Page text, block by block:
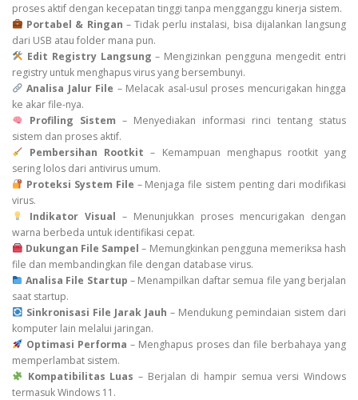
proses aktif dengan kecepatan tinggi tanpa mengganggu kinerja sistem.
Portabel & Ringan – Tidak perlu instalasi, bisa dijalankan langsung
dari USB atau folder mana pun.
Edit Registry Langsung – Mengizinkan pengguna mengedit entri
registry untuk menghapus virus yang bersembunyi.
Analisa Jalur File – Melacak asal-usul proses mencurigakan hingga
ke akar file-nya.
Profiling Sistem – Menyediakan informasi rinci tentang status
sistem dan proses aktif.
Pembersihan Rootkit – Kemampuan menghapus rootkit yang
sering lolos dari antivirus umum.
Proteksi System File – Menjaga file sistem penting dari modifikasi
virus.
Indikator Visual – Menunjukkan proses mencurigakan dengan
warna berbeda untuk identifikasi cepat.
Dukungan File Sampel – Memungkinkan pengguna memeriksa hash
file dan membandingkan file dengan database virus.
Analisa File Startup – Menampilkan daftar semua file yang berjalan
saat startup.
Sinkronisasi File Jarak Jauh – Mendukung pemindaian sistem dari
komputer lain melalui jaringan.
Optimasi Performa – Menghapus proses dan file berbahaya yang
memperlambat sistem.
Kompatibilitas Luas – Berjalan di hampir semua versi Windows
termasuk Windows 11.